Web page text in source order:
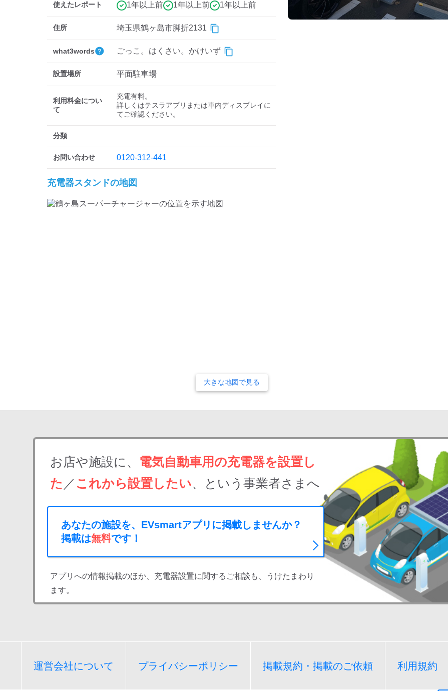
使えたレポート 1年以上前 1年以上前 1年以上前
住所 埼玉県鶴ヶ島市脚折2131
what3words ごっこ。はくさい。かけいず
設置場所 平面駐車場
利用料金につい
て
充電有料。
詳しくはテスラアプリまたは車内ディスプレイに
てご確認ください。
分類
お問い合わせ 0120-312-441
充電器スタンドの地図
大きな地図で見る
お店や施設に、 電気自動車用の充電器を設置し
た ／ これから設置したい、という事業者さまへ
あなたの施設を、EVsmartアプリに掲載しませんか？
掲載は無料です！
アプリへの情報掲載のほか、充電器設置に関するご相談も、うけたまわり
ます。
運営会社について プライバシーポリシー 掲載規約・掲載のご依頼 利用規約